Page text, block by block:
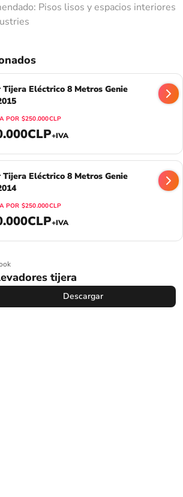
Pisos lisos y espacios interiores
Tijera Eléctrico 8 Metros Genie
POR $250.000CLP
+IVA
Tijera Eléctrico 8 Metros Genie
POR $250.000CLP
+IVA
tijera
Descargar